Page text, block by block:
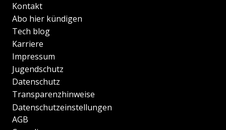
Kontakt
Abo hier kündigen
Tech blog
Karriere
Impressum
Jugendschutz
Datenschutz
Transparenzhinweise
Datenschutzeinstellungen
AGB